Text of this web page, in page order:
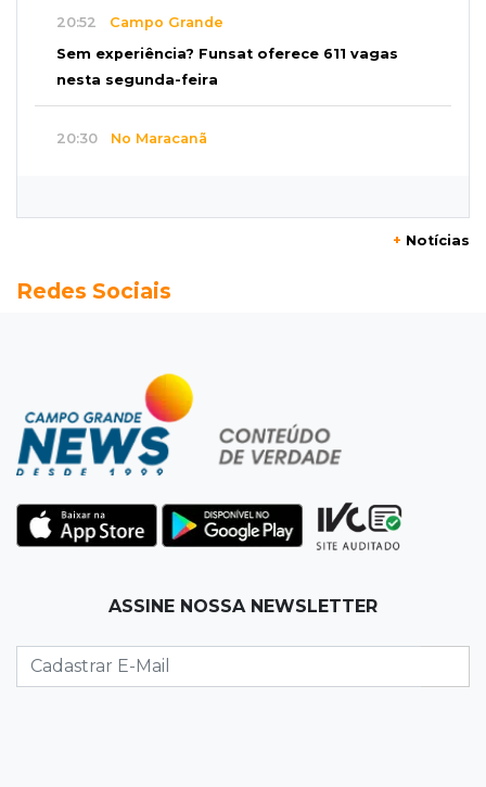
20:52 Campo Grande
Sem experiência? Funsat oferece 611 vagas
nesta segunda-feira
20:30 No Maracanã
Seleções em MS têm salários de até R$ 8,2 mil;
Jardim Itatiaia
Vigia é amarrado durante roubo de carro e
dois caminhões em pátio
Corinthians vence Bragantino por 2 a 0 e sobe
para 7º no Brasileirão
Na Vila Belmiro
lugar no Brasileirão
+ Notícias
Redes Sociais
ASSINE NOSSA NEWSLETTER